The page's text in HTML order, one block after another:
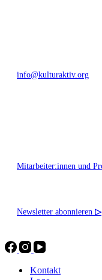
info@kulturaktiv.org
Mitarbeiter:innen und
Newsletter abonnieren ▷
Kontakt